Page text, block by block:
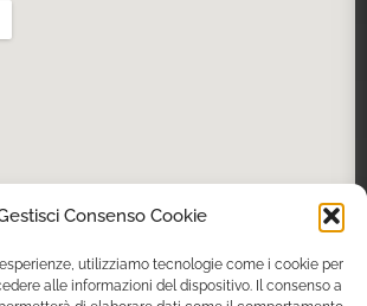
Consenso Cookie
utilizziamo tecnologie come i cookie per
alle informazioni del dispositivo. Il consenso a